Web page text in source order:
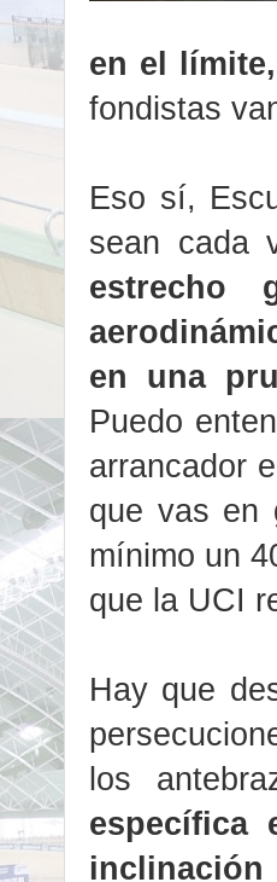
en el límite,
fondistas
Eso sí,
sean cada
estrecho
en una
Puedo
arrancador
que vas en
mínimo un
que la UCI
Hay que
los
específica